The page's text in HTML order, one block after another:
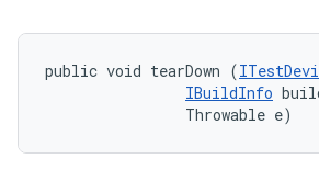
public void tearDown (
IBuildInfo
                Throwable e)